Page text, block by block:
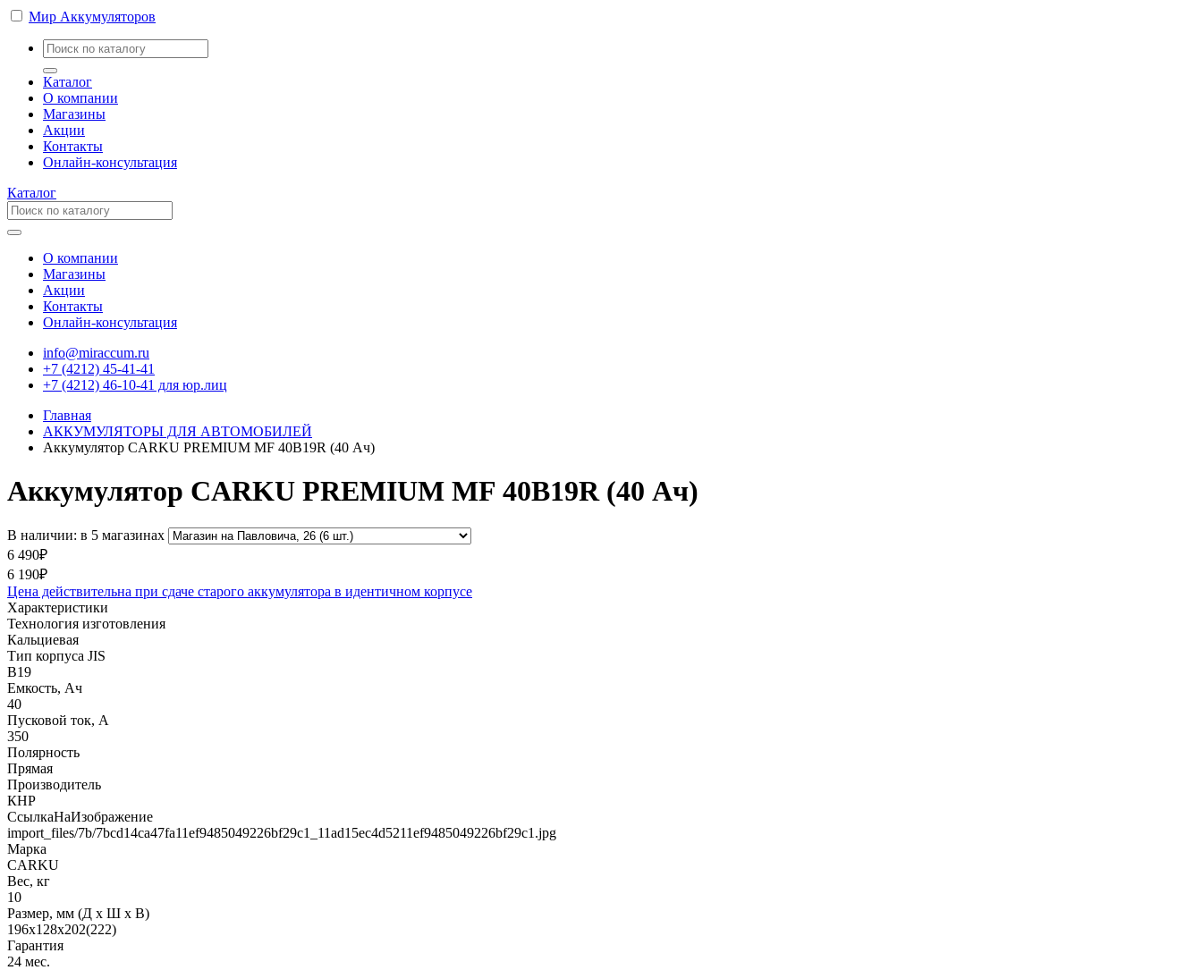
Мир Аккумуляторов
Каталог
О компании
Магазины
Акции
Контакты
Онлайн-консультация
Каталог
О компании
Магазины
Акции
Контакты
Онлайн-консультация
info@miraccum.ru
+7 (4212) 45-41-41
+7 (4212) 46-10-41 для юр.лиц
Главная
АККУМУЛЯТОРЫ ДЛЯ АВТОМОБИЛЕЙ
Аккумулятор CARKU PREMIUM MF 40B19R (40 Ач)
Аккумулятор CARKU PREMIUM MF 40B19R (40 Ач)
В наличии: в 5 магазинах
6 490₽
6 190₽
Цена действительна при сдаче старого аккумулятора в идентичном корпусе
Характеристики
Технология изготовления
Кальциевая
Тип корпуса JIS
B19
Емкость, Ач
40
Пусковой ток, А
350
Полярность
Прямая
Производитель
КНР
СсылкаНаИзображение
import_files/7b/7bcd14ca47fa11ef9485049226bf29c1_11ad15ec4d5211ef9485049226bf29c1.jpg
Марка
CARKU
Вес, кг
10
Размер, мм (Д x Ш x В)
196х128х202(222)
Гарантия
24 мес.